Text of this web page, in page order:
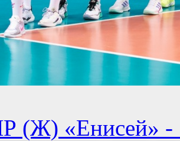
(Ж) «Енисей»